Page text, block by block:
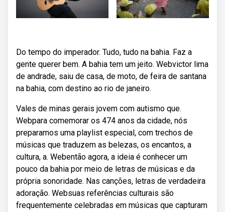
Do tempo do imperador. Tudo, tudo na bahia. Faz a
gente querer bem. A bahia tem um jeito. Webvictor lima
de andrade, saiu de casa, de moto, de feira de santana
na bahia, com destino ao rio de janeiro.
Vales de minas gerais jovem com autismo que.
Webpara comemorar os 474 anos da cidade, nós
preparamos uma playlist especial, com trechos de
músicas que traduzem as belezas, os encantos, a
cultura, a. Webentão agora, a ideia é conhecer um
pouco da bahia por meio de letras de músicas e da
própria sonoridade. Nas canções, letras de verdadeira
adoração. Websuas referências culturais são
frequentemente celebradas em músicas que capturam